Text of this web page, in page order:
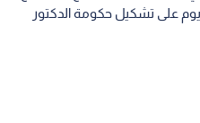
العام حول مرور مائتي (200) يوم على تشكيل حكومة الدكتور